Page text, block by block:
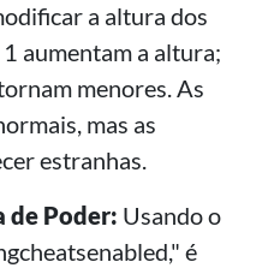
a altura dos
aumentam a altura;
menores. As
mas as
estranhas.
de Poder: Usando o
é